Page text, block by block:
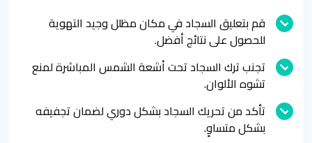
قم بتعليق السجاد في مكان مظلل وجيد التهوية
للحصول على نتائج أفضل.
تجنب ترك السجاد تحت أشعة الشمس المباشرة لمنع
تشوه الألوان.
تأكد من تحريك السجاد بشكل دوري لضمان تجفيفه
بشكل متساوٍ.